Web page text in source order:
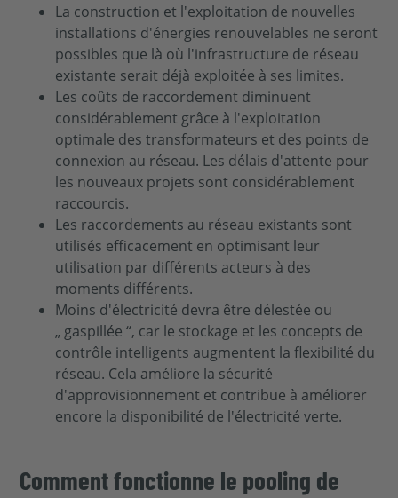
La construction et l'exploitation de nouvelles
installations d'énergies renouvelables ne seront
possibles que là où l'infrastructure de réseau
existante serait déjà exploitée à ses limites.
Les coûts de raccordement diminuent
considérablement grâce à l'exploitation
optimale des transformateurs et des points de
connexion au réseau. Les délais d'attente pour
les nouveaux projets sont considérablement
raccourcis.
Les raccordements au réseau existants sont
utilisés efficacement en optimisant leur
utilisation par différents acteurs à des
moments différents.
Moins d'électricité devra être délestée ou
„ gaspillée “, car le stockage et les concepts de
contrôle intelligents augmentent la flexibilité du
réseau. Cela améliore la sécurité
d'approvisionnement et contribue à améliorer
encore la disponibilité de l'électricité verte.
Comment fonctionne le pooling de